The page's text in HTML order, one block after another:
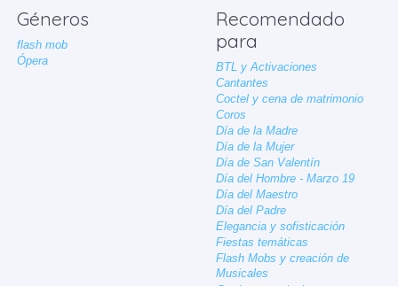
Géneros
flash mob
Ópera
Recomendado
para
BTL y Activaciones
Cantantes
Coctel y cena de matrimonio
Coros
Día de la Madre
Día de la Mujer
Día de San Valentín
Día del Hombre - Marzo 19
Día del Maestro
Día del Padre
Elegancia y sofisticación
Fiestas temáticas
Flash Mobs y creación de
Musicales